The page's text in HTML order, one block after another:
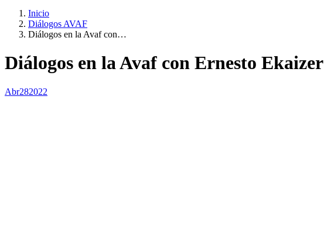
Inicio
Diálogos AVAF
Diálogos en la Avaf con…
Diálogos en la Avaf con Ernesto Ekaizer
Abr282022